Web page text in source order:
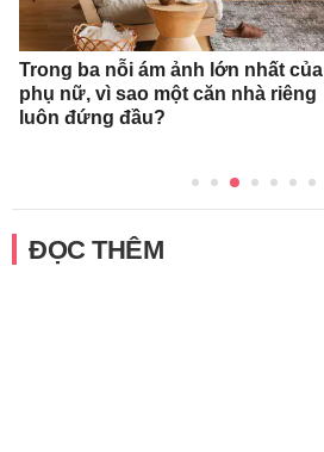
Trong ba nỗi ám ảnh lớn nhất của
phụ nữ, vì sao một căn nhà riêng
luôn đứng đầu?
ĐỌC THÊM